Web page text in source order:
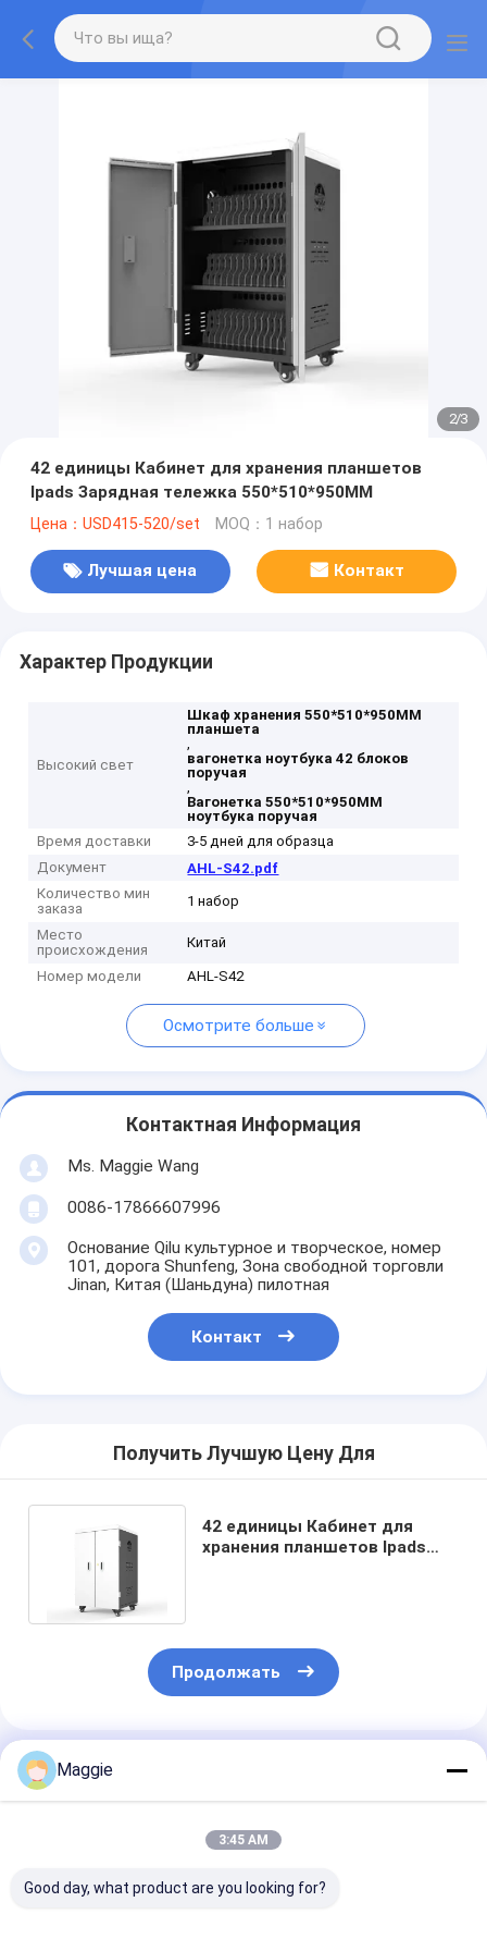
2/3
42 единицы Кабинет для хранения планшетов
Ipads Зарядная тележка 550*510*950MM
Цена：USD415-520/set MOQ：1 набор
Лучшая цена Контакт
Характер Продукции
Высокий свет
Шкаф хранения 550*510*950MM
планшета
,
вагонетка ноутбука 42 блоков
поручая
,
Вагонетка 550*510*950MM
ноутбука поручая
Время доставки
3-5 дней для образца
Документ
AHL-S42.pdf
Количество мин
заказа
1 набор
Место
происхождения
Китай
Номер модели AHL-S42
Осмотрите больше
Контактная Информация
Ms. Maggie Wang
0086-17866607996
Основание Qilu культурное и творческое, номер
101, дорога Shunfeng, Зона свободной торговли
Jinan, Китая (Шаньдуна) пилотная
Контакт
Получить Лучшую Цену Для
42 единицы Кабинет для
хранения планшетов Ipads
Продолжать
Порекомендованные Продукты
Maggie
3:45 AM
Good day, what product are you looking for?